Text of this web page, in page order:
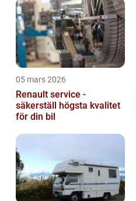
05 mars 2026
Renault service -
säkerställ högsta kvalitet
för din bil